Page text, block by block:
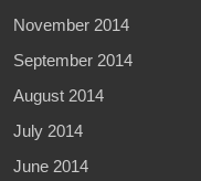
November 2014
September 2014
August 2014
July 2014
June 2014